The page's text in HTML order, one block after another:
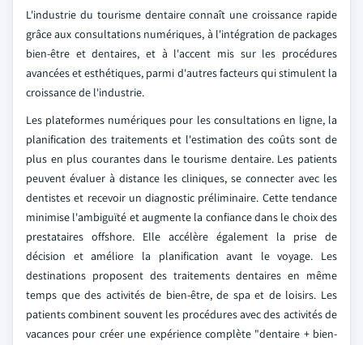
L'industrie du tourisme dentaire connaît une croissance rapide
grâce aux consultations numériques, à l'intégration de packages
bien-être et dentaires, et à l'accent mis sur les procédures
avancées et esthétiques, parmi d'autres facteurs qui stimulent la
croissance de l'industrie.
Les plateformes numériques pour les consultations en ligne, la
planification des traitements et l'estimation des coûts sont de
plus en plus courantes dans le tourisme dentaire. Les patients
peuvent évaluer à distance les cliniques, se connecter avec les
dentistes et recevoir un diagnostic préliminaire. Cette tendance
minimise l'ambiguïté et augmente la confiance dans le choix des
prestataires offshore. Elle accélère également la prise de
décision et améliore la planification avant le voyage. Les
destinations proposent des traitements dentaires en même
temps que des activités de bien-être, de spa et de loisirs. Les
patients combinent souvent les procédures avec des activités de
vacances pour créer une expérience complète "dentaire + bien-